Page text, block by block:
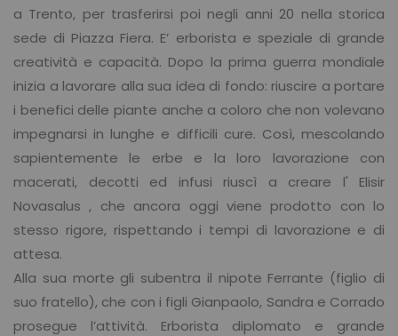
a Trento, per trasferirsi poi negli anni 20 nella storica
sede di Piazza Fiera. E’ erborista e speziale di grande
creatività e capacità. Dopo la prima guerra mondiale
inizia a lavorare alla sua idea di fondo: riuscire a portare
i benefici delle piante anche a coloro che non volevano
impegnarsi in lunghe e difficili cure. Così, mescolando
sapientemente le erbe e la loro lavorazione con
macerati, decotti ed infusi riuscì a creare l' Elisir
Novasalus , che ancora oggi viene prodotto con lo
stesso rigore, rispettando i tempi di lavorazione e di
attesa.
Alla sua morte gli subentra il nipote Ferrante (figlio di
suo fratello), che con i figli Gianpaolo, Sandra e Corrado
prosegue l’attività. Erborista diplomato e grande